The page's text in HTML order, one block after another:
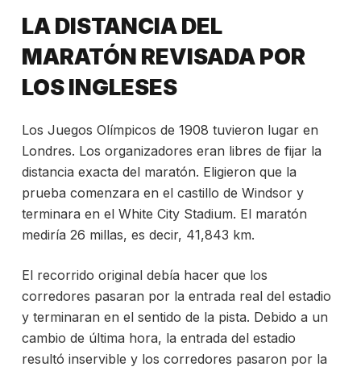
LA DISTANCIA DEL
MARATÓN REVISADA POR
LOS INGLESES
Los Juegos Olímpicos de 1908 tuvieron lugar en
Londres. Los organizadores eran libres de fijar la
distancia exacta del maratón. Eligieron que la
prueba comenzara en el castillo de Windsor y
terminara en el White City Stadium. El maratón
mediría 26 millas, es decir, 41,843 km.
El recorrido original debía hacer que los
corredores pasaran por la entrada real del estadio
y terminaran en el sentido de la pista. Debido a un
cambio de última hora, la entrada del estadio
resultó inservible y los corredores pasaron por la